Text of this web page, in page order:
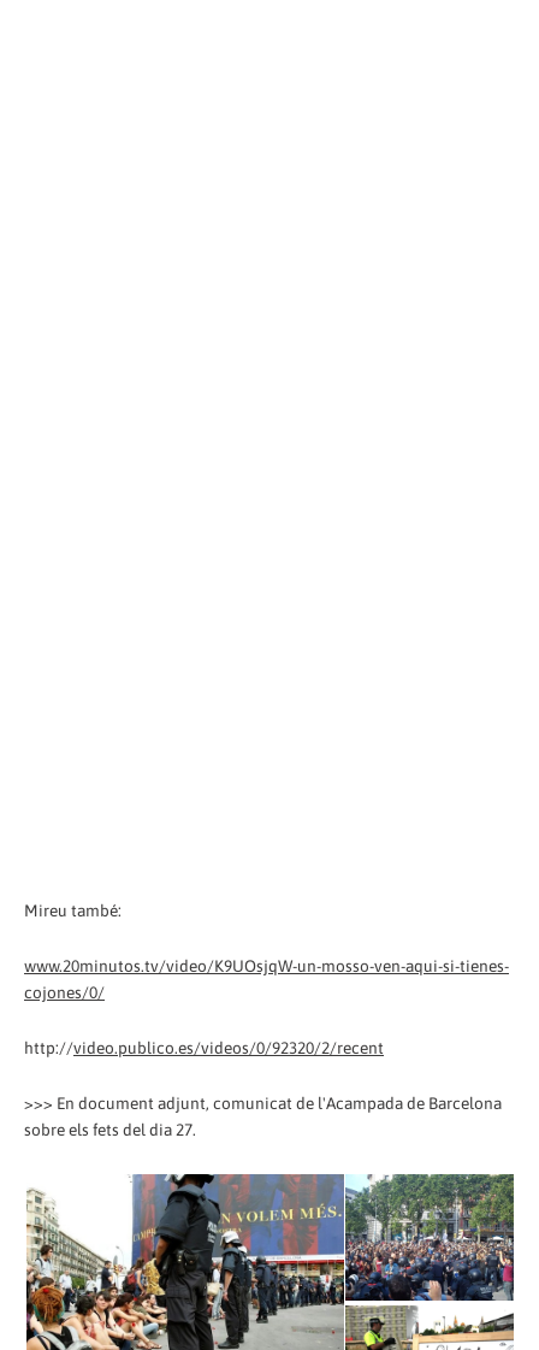
Mireu també:
www.20minutos.tv/video/K9UOsjqW-un-mosso-ven-aqui-si-tienes-
cojones/0/
http://video.publico.es/videos/0/92320/2/recent
>>> En document adjunt, comunicat de l'Acampada de Barcelona
sobre els fets del dia 27.